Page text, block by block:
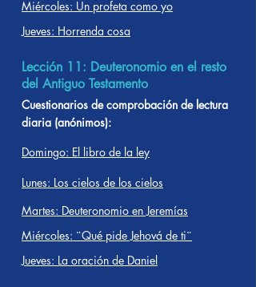
Miércoles: Un profeta como yo
Jueves: Horrenda cosa
Lección 11: Deuteronomio en el resto
del Antiguo Testamento
Cuestionarios de comprobación de lectura
diaria (anónimos):
Domingo: El libro de la ley
Lunes: Los cielos de los cielos
Martes: Deuteronomio en Jeremías
Miércoles: ¨Qué pide Jehová de ti¨
Jueves: La oración de Daniel